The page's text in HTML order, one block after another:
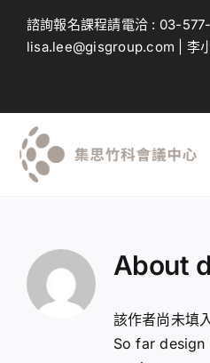
諮詢報名課程請電洽 : 03-
lisa.lee@gisgroup.com | 李
投遞課程 About
該作者尚未填
So far